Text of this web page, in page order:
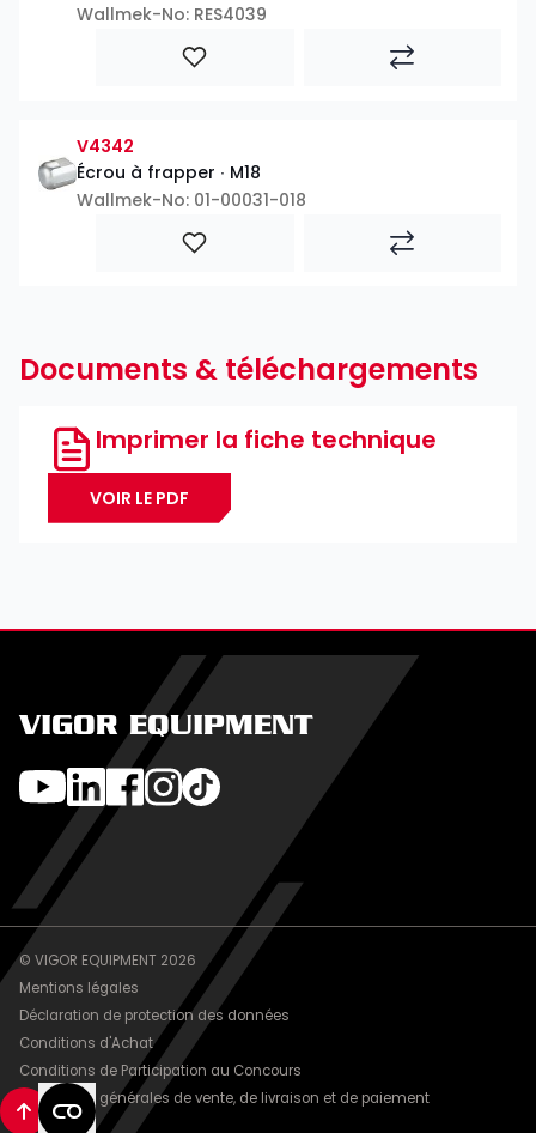
Wallmek-No: RES4039
V4342
Écrou à frapper ∙ M18
Wallmek-No: 01-00031-018
Documents & téléchargements
Imprimer la fiche technique
VOIR LE PDF
VIGOR EQUIPMENT
© VIGOR EQUIPMENT 2026
Mentions légales
Déclaration de protection des données
Conditions d'Achat
Conditions de Participation au Concours
Conditions générales de vente, de livraison et de paiement